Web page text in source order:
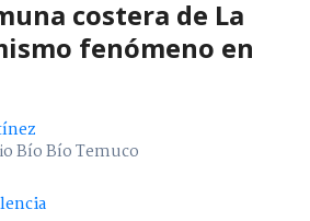
costera de La
fenómeno en
Bío Bío Temuco